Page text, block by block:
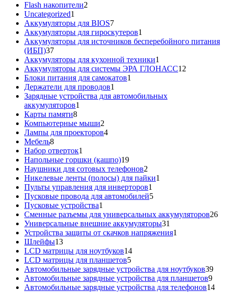
Flash накопители2
Uncategorized1
товар
Аккумуляторы для BIOS77
товаров
Аккумуляторы для гироскутеров1
товар
Аккумуляторы для источников бесперебойного питания
(ИБП)3737
товаров
Аккумуляторы для кухонной техники1
товар
Аккумуляторы для системы ЭРА ГЛОНАСС12
Блоки питания для самокатов1
Держатели для проводов1
товар
Зарядные устройства для автомобильных
аккумуляторов1
Карты памяти88
товаров
Компьютерные мыши2
товара
Лампы для проекторов44
Мебель88
товаров
Набор отверток1
товар
Напольные горшки (кашпо)1919
товаров
Наушники для сотовых телефонов2
товара
Никелевые ленты (полосы) для пайки1
Пульты управления для инверторов1
товар
Пусковые провода для автомобилей55
Пусковые устройства1
товар
Сменные разъемы для универсальных аккумуляторов2626
Универсальные внешние аккумуляторы31
товар
Устройства защиты от скачков напряжения1
Шлейфы1313
товаров
LCD матрицы для ноутбуков1414
LCD матрицы для планшетов55
товаров
Автомобильные зарядные устройства для ноутбуков3939
Автомобильные зарядные устройства для планшетов99
Автомобильные зарядные устройства для телефонов1414